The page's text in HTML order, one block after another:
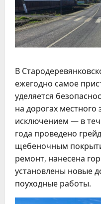
В
ежегодно самое
уделяется
на дорогах местного
исключением — в
года проведено
щебеночным
ремонт, нанесена
установлены новые
поуходные работы.